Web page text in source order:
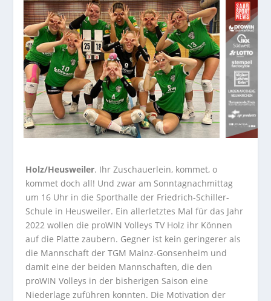
Holz/Heusweiler. Ihr Zuschauerlein, kommet, o
kommet doch all! Und zwar am Sonntagnachmittag
um 16 Uhr in die Sporthalle der Friedrich-Schiller-
Schule in Heusweiler. Ein allerletztes Mal für das Jahr
2022 wollen die proWIN Volleys TV Holz ihr Können
auf die Platte zaubern. Gegner ist kein geringerer als
die Mannschaft der TGM Mainz-Gonsenheim und
damit eine der beiden Mannschaften, die den
proWIN Volleys in der bisherigen Saison eine
Niederlage zuführen konnten. Die Motivation der